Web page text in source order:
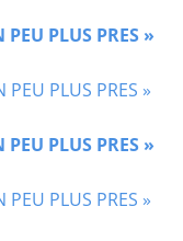
PEU PLUS PRES »
PEU PLUS PRES »